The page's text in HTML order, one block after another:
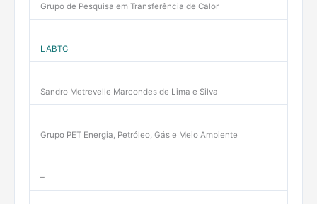
Grupo de Pesquisa em Transferência de Calor
LABTC
Sandro Metrevelle Marcondes de Lima e Silva
Grupo PET Energia, Petróleo, Gás e Meio Ambiente
–